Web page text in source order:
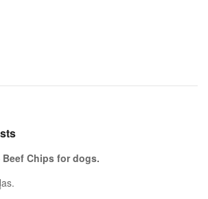
Beef Chips for dogs.